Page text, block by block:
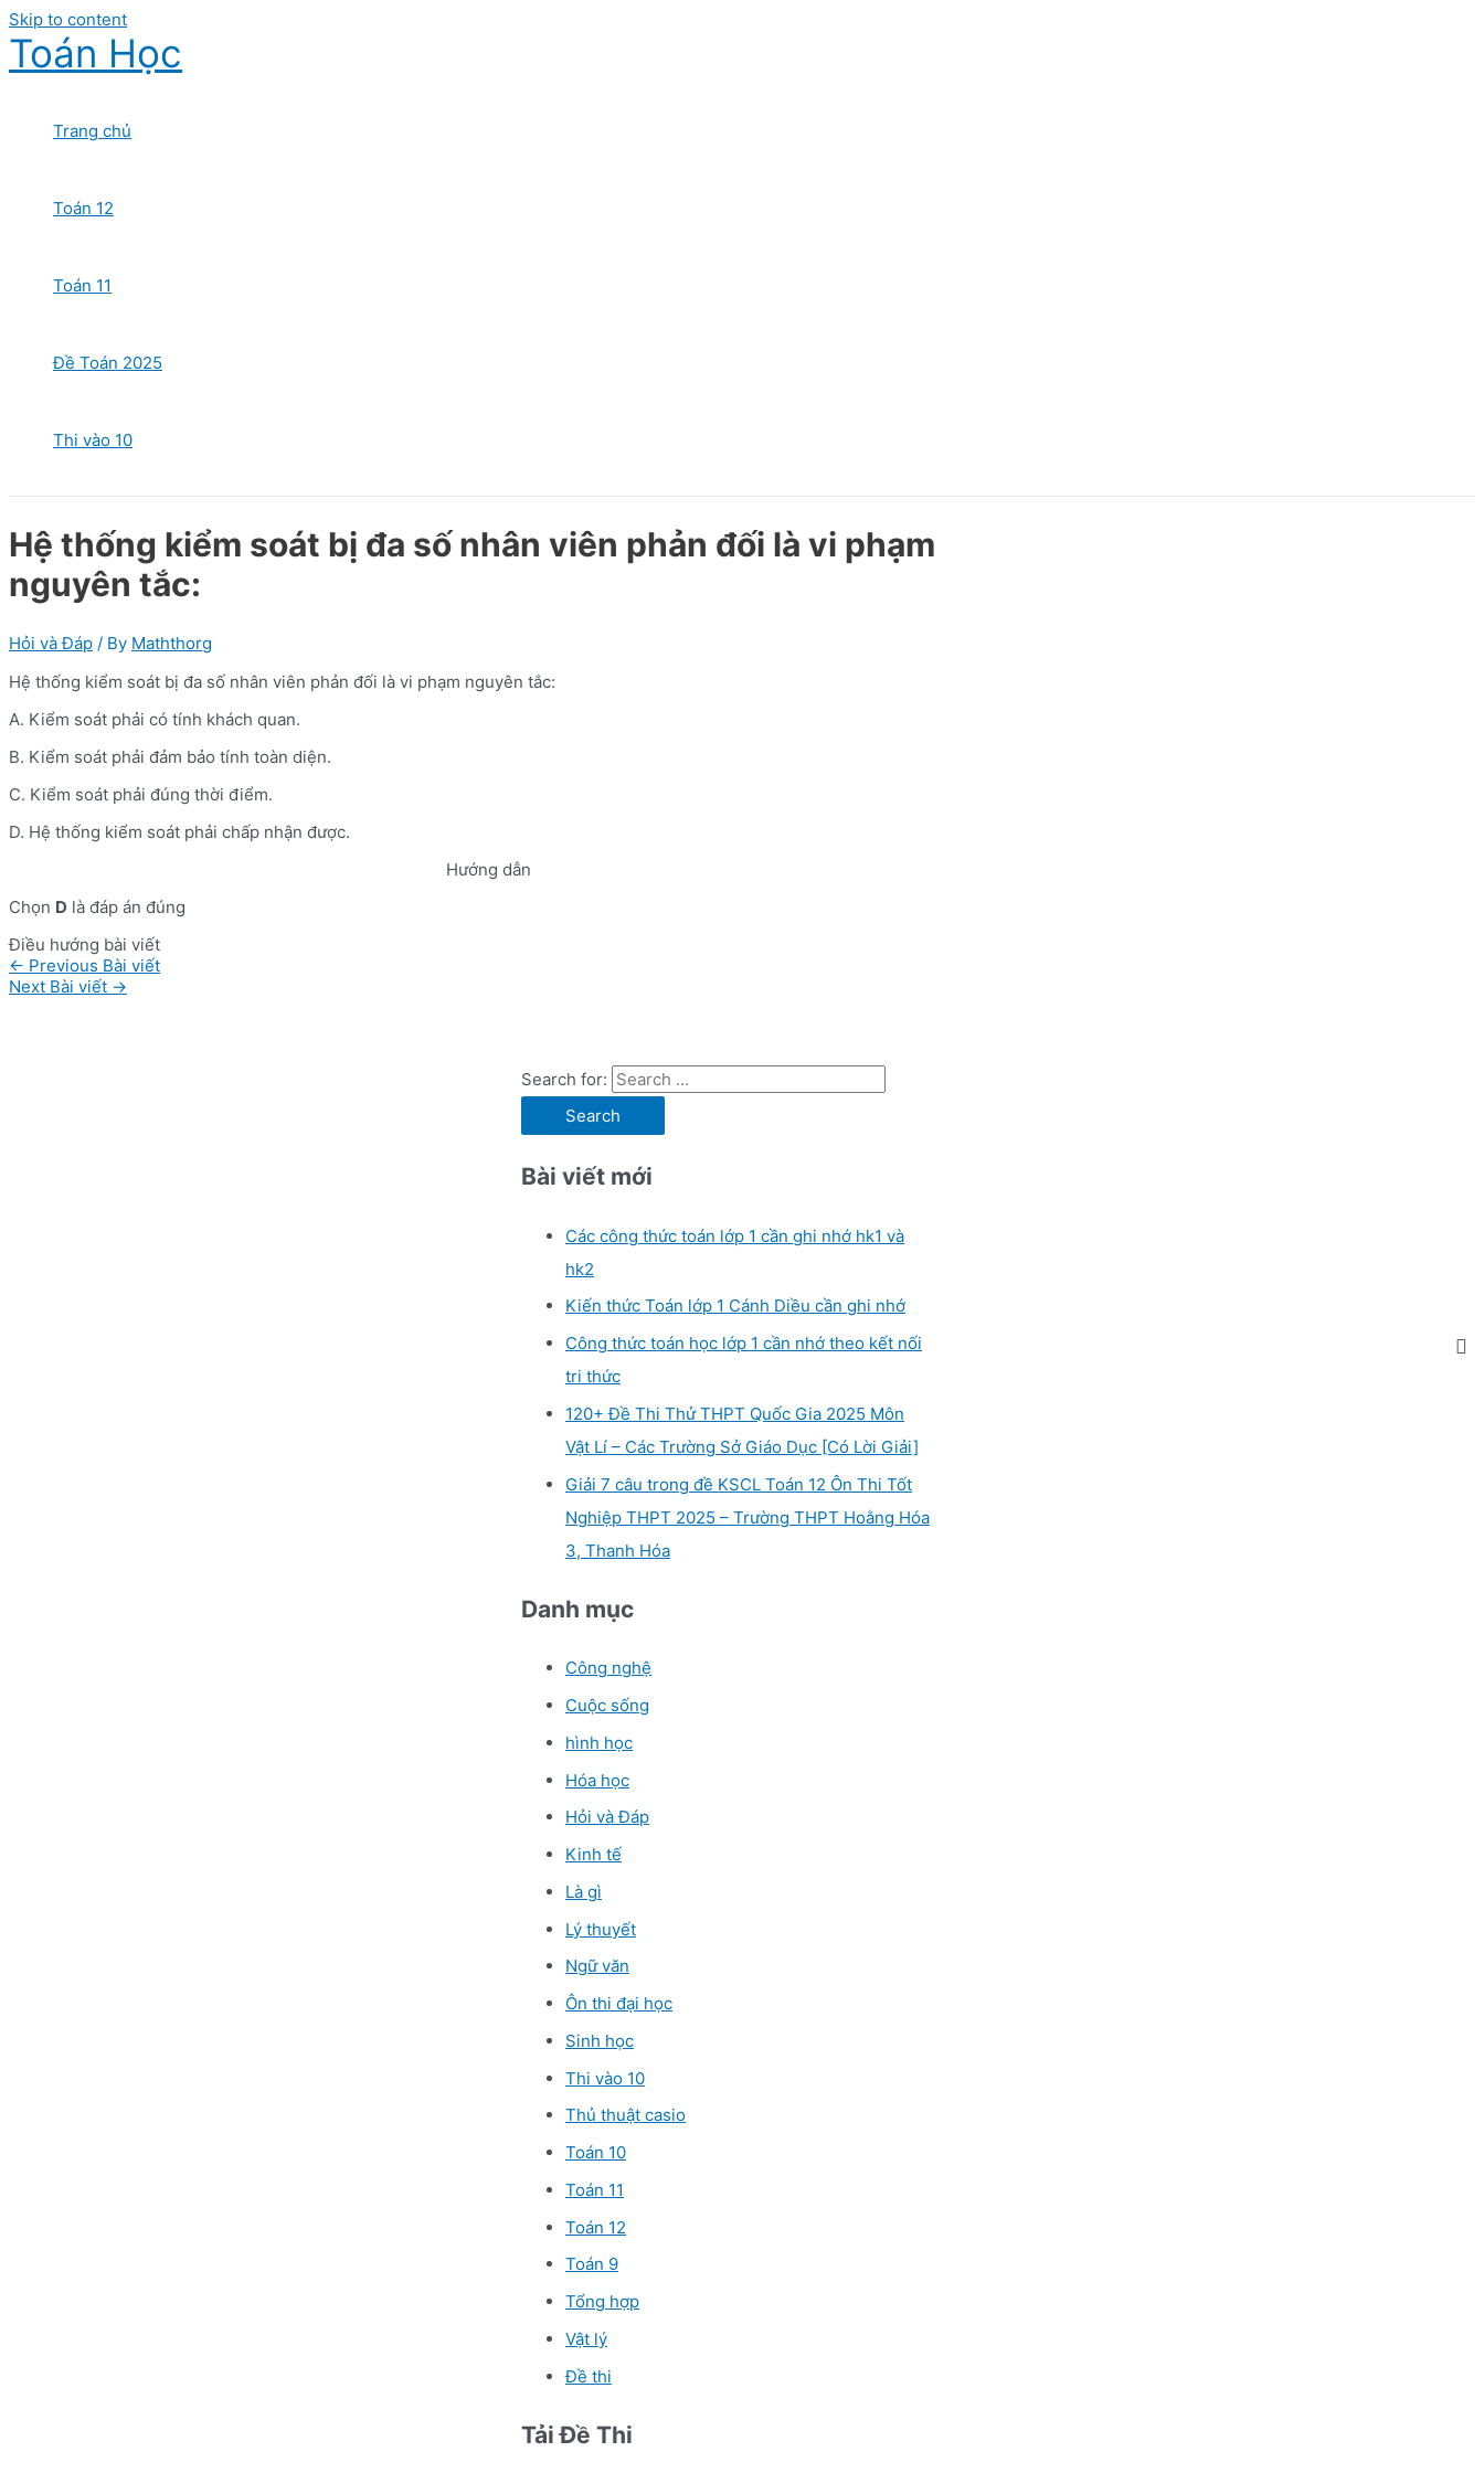
Skip to content
Toán Học
Trang chủ
Toán 12
Toán 11
Đề Toán 2025
Thi vào 10
Hệ thống kiểm soát bị đa số nhân viên phản đối là vi phạm
nguyên tắc:
Hỏi và Đáp / By Maththorg
Hệ thống kiểm soát bị đa số nhân viên phản đối là vi phạm nguyên tắc:
A. Kiểm soát phải có tính khách quan.
B. Kiểm soát phải đảm bảo tính toàn diện.
C. Kiểm soát phải đúng thời điểm.
D. Hệ thống kiểm soát phải chấp nhận được.
Hướng dẫn
Chọn D là đáp án đúng
Điều hướng bài viết
← Previous Bài viết
Next Bài viết →
Search for:
Bài viết mới
Các công thức toán lớp 1 cần ghi nhớ hk1 và
hk2
Kiến thức Toán lớp 1 Cánh Diều cần ghi nhớ
Công thức toán học lớp 1 cần nhớ theo kết nối
tri thức
120+ Đề Thi Thử THPT Quốc Gia 2025 Môn
Vật Lí – Các Trường Sở Giáo Dục [Có Lời Giải]
Giải 7 câu trong đề KSCL Toán 12 Ôn Thi Tốt
Nghiệp THPT 2025 – Trường THPT Hoằng Hóa
3, Thanh Hóa
Danh mục
Công nghệ
Cuộc sống
hình học
Hóa học
Hỏi và Đáp
Kinh tế
Là gì
Lý thuyết
Ngữ văn
Ôn thi đại học
Sinh học
Thi vào 10
Thủ thuật casio
Toán 10
Toán 11
Toán 12
Toán 9
Tổng hợp
Vật lý
Đề thi
Tải Đề Thi